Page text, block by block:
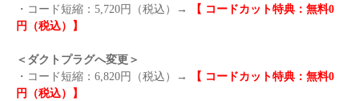
・コード短縮：5,720円（税込）→
【 コードカット特典：無料0
円（税込）】
＜ダクトプラグへ変更＞
・コード短縮：6,820円（税込）→
【 コードカット特典：無料0
円（税込）】